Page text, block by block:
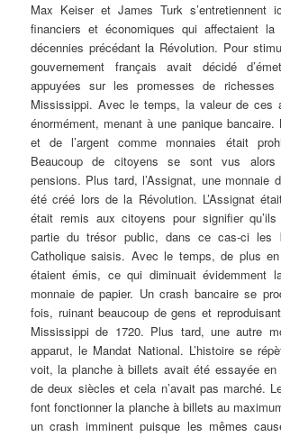
Max Keiser et James Turk s’entretiennent
financiers et économiques qui affectaient
décennies précédant la Révolution. Pour
gouvernement français avait décidé
appuyées sur les promesses de
Mississippi. Avec le temps, la valeur de ces
énormément, menant à une panique bancaire.
et de l’argent comme monnaies était
Beaucoup de citoyens se sont vus
pensions. Plus tard, l’Assignat, une monnaie
été créé lors de la Révolution. L’Assignat
était remis aux citoyens pour signifier
partie du trésor public, dans ce cas-ci les
Catholique saisis. Avec le temps, de plus en
étaient émis, ce qui diminuait évidemment
monnaie de papier. Un crash bancaire se
fois, ruinant beaucoup de gens et
Mississippi de 1720. Plus tard, une autre
apparut, le Mandat National. L’histoire se
voit, la planche à billets avait été essayée en
de deux siècles et cela n’avait pas marché.
font fonctionner la planche à billets au
un crash imminent puisque les mêmes